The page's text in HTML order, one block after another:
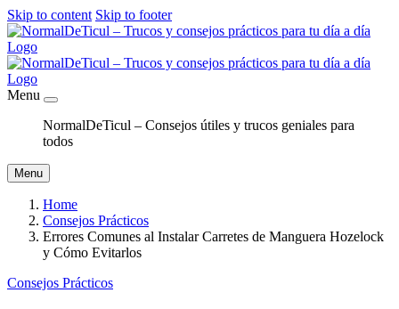
Skip to content Skip to footer
Menu
NormalDeTicul – Consejos útiles y trucos geniales para
todos
Menu
Home
Consejos Prácticos
Errores Comunes al Instalar Carretes de Manguera Hozelock
y Cómo Evitarlos
Consejos Prácticos